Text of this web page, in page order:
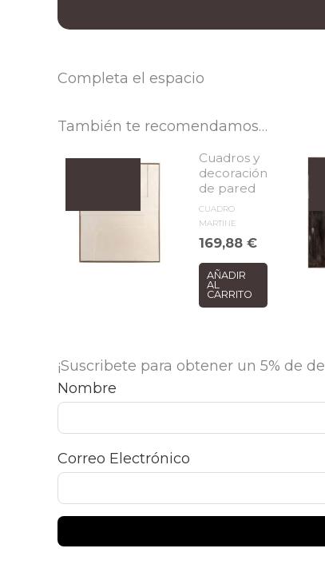
Completa el espacio
También te recomendamos…
Cuadros y
decoración
de pared
CUADRO
MARTINE
169,88€
AÑADIR
AL
CARRITO
¡Suscribete para obtener un 5% de
Nombre
Correo Electrónico